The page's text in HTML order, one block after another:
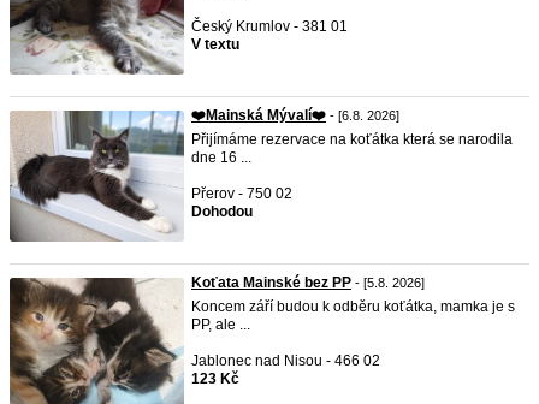
Český Krumlov - 381 01
V textu
❤️Mainská Mývalí❤️ - [6.8. 2026]
Přijímáme rezervace na koťátka která se narodila
dne 16 ...
Přerov - 750 02
Dohodou
Koťata Mainské bez PP - [5.8. 2026]
Koncem září budou k odběru koťátka, mamka je s
PP, ale ...
Jablonec nad Nisou - 466 02
123 Kč